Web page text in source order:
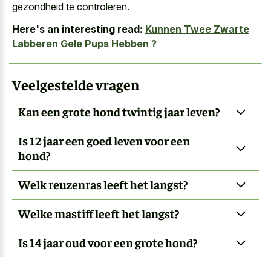
gezondheid te controleren.
Here's an interesting read: Kunnen Twee Zwarte
Labberen Gele Pups Hebben ?
Veelgestelde vragen
Kan een grote hond twintig jaar leven?
Is 12 jaar een goed leven voor een
hond?
Welk reuzenras leeft het langst?
Welke mastiff leeft het langst?
Is 14 jaar oud voor een grote hond?